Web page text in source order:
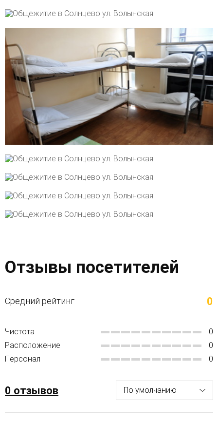
Отзывы посетителей
Средний рейтинг 0
Чистота
0
Расположение
0
Персонал
0
0 отзывов